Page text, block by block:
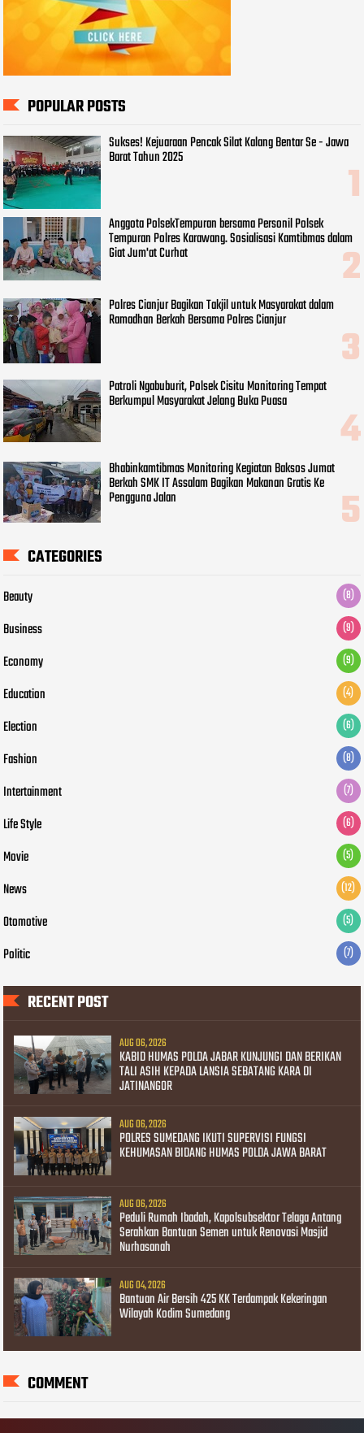
POPULAR POSTS
Sukses! Kejuaraan Pencak Silat Kalang Bentar Se - Jawa
Barat Tahun 2025
Anggota PolsekTempuran bersama Personil Polsek
Tempuran Polres Karawang. Sosialisasi Kamtibmas dalam
Giat Jum'at Curhat
Polres Cianjur Bagikan Takjil untuk Masyarakat dalam
Ramadhan Berkah Bersama Polres Cianjur
Patroli Ngabuburit, Polsek Cisitu Monitoring Tempat
Berkumpul Masyarakat Jelang Buka Puasa
Bhabinkamtibmas Monitoring Kegiatan Baksos Jumat
Berkah SMK IT Assalam Bagikan Makanan Gratis Ke
Pengguna Jalan
CATEGORIES
Beauty (8)
Business (9)
Economy (9)
Education (4)
Election (6)
Fashion (8)
Intertainment (7)
Life Style (6)
Movie (5)
News (12)
Otomotive (5)
Politic (7)
RECENT POST
AUG 06, 2026
KABID HUMAS POLDA JABAR KUNJUNGI DAN BERIKAN
TALI ASIH KEPADA LANSIA SEBATANG KARA DI
JATINANGOR
AUG 06, 2026
POLRES SUMEDANG IKUTI SUPERVISI FUNGSI
KEHUMASAN BIDANG HUMAS POLDA JAWA BARAT
AUG 06, 2026
Peduli Rumah Ibadah, Kapolsubsektor Telaga Antang
Serahkan Bantuan Semen untuk Renovasi Masjid
Nurhasanah
AUG 04, 2026
Bantuan Air Bersih 425 KK Terdampak Kekeringan
Wilayah Kodim Sumedang
COMMENT